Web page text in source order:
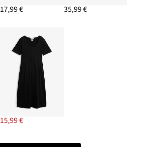
17,99 € 35,99 €
15,99 €